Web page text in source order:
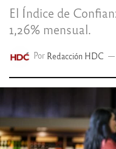
El Índice de
1,26% mensual.
Por Redacción HDC